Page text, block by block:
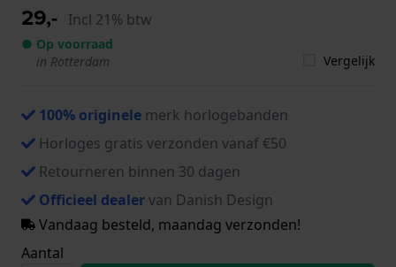
29,- Incl 21% btw
● Op voorraad
in Rotterdam
Vergelijk
100% originele merk horlogebanden
Horloges gratis verzonden vanaf €50
Retourneren binnen 30 dagen
Officieel dealervan Danish Design
Vandaag besteld, maandag verzonden!
Aantal